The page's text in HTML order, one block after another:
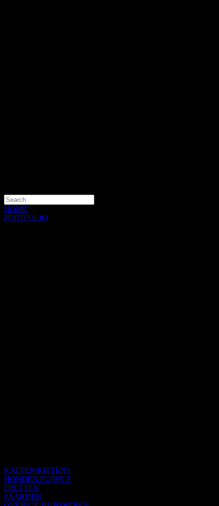
HOME
PORTFOLIO
KATTEN/KITTENS
HONDEN/PUPPY'S
FRETTEN
PAARDEN